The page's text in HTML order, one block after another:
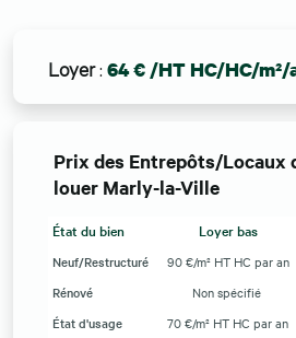
Loyer: 64 € /HT HC/HC/m²/
Prix des Entrepôts/Locaux
louer Marly-la-Ville
État du bien Loyer bas
Neuf/Restructuré 90 €/m² HT HC par an
Rénové
Non spécifié
État d'usage
70 €/m² HT HC par an